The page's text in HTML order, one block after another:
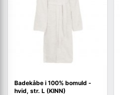
Badekåbe i 100% bomuld -
hvid, str. L (KINN)